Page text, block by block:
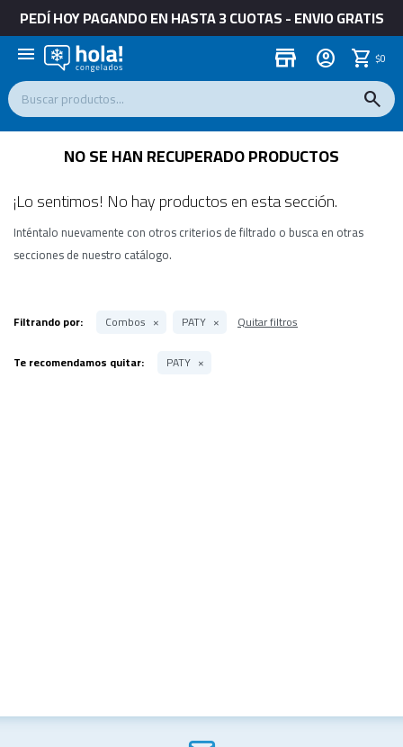
PEDÍ HOY PAGANDO EN HASTA 3 CUOTAS - ENVIO GRATIS
menu store $0
NO SE HAN RECUPERADO PRODUCTOS
¡Lo sentimos! No hay productos en esta sección.
Inténtalo nuevamente con otros criterios de filtrado o busca en otras
secciones de nuestro catálogo.
Filtrando por: Combos PATY
Quitar filtros
Te recomendamos quitar:
PATY